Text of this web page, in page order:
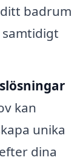
badrum
kan
unika
dina